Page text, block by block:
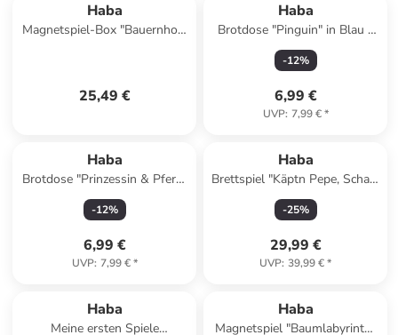
Haba
Magnetspiel-Box "Bauernhof"
25,49 €
Haba
Brotdose "Pinguin" in Blau -
ab 12 Monaten
-12%
6,99 €
UVP: 7,99 €*
Haba
Brotdose "Prinzessin & Pferd"
in Pink - ab 12 Monaten
-12%
6,99 €
UVP: 7,99 €*
Haba
Brettspiel "Käptn Pepe, Schatz
Ahoi!" - ab 6 Jahren
-25%
29,99 €
UVP: 39,99 €*
Haba
Meine ersten Spiele
Haba
Magnetspiel "Baumlabyrinth"